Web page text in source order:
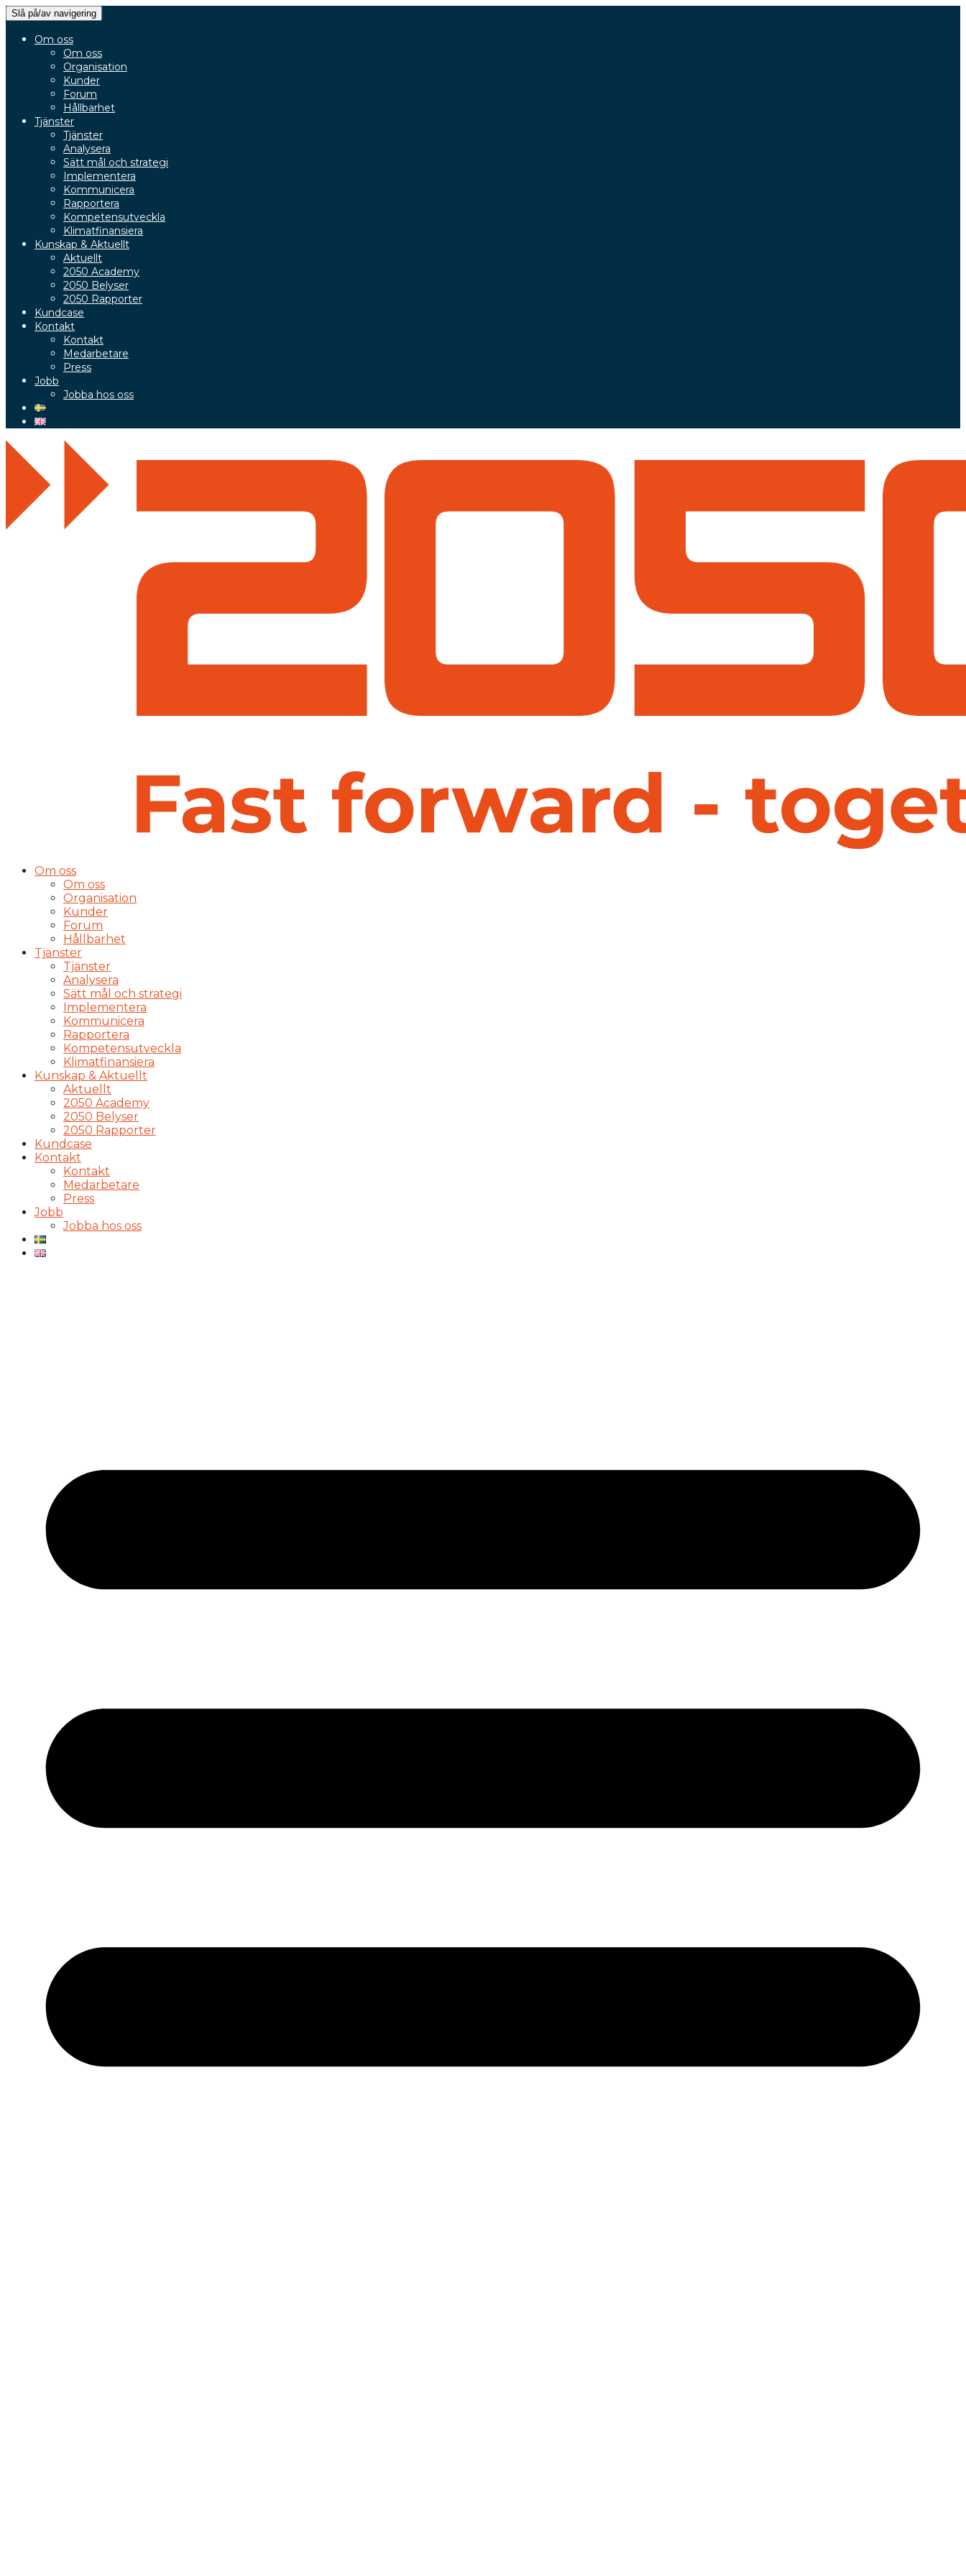
Slå på/av navigering
Om oss
Om oss
Organisation
Kunder
Forum
Hållbarhet
Tjänster
Tjänster
Analysera
Sätt mål och strategi
Implementera
Kommunicera
Rapportera
Kompetensutveckla
Klimatfinansiera
Kunskap & Aktuellt
Aktuellt
2050 Academy
2050 Belyser
2050 Rapporter
Kundcase
Kontakt
Kontakt
Medarbetare
Press
Jobb
Jobba hos oss
Om oss
Om oss
Organisation
Kunder
Forum
Hållbarhet
Tjänster
Tjänster
Analysera
Sätt mål och strategi
Implementera
Kommunicera
Rapportera
Kompetensutveckla
Klimatfinansiera
Kunskap & Aktuellt
Aktuellt
2050 Academy
2050 Belyser
2050 Rapporter
Kundcase
Kontakt
Kontakt
Medarbetare
Press
Jobb
Jobba hos oss